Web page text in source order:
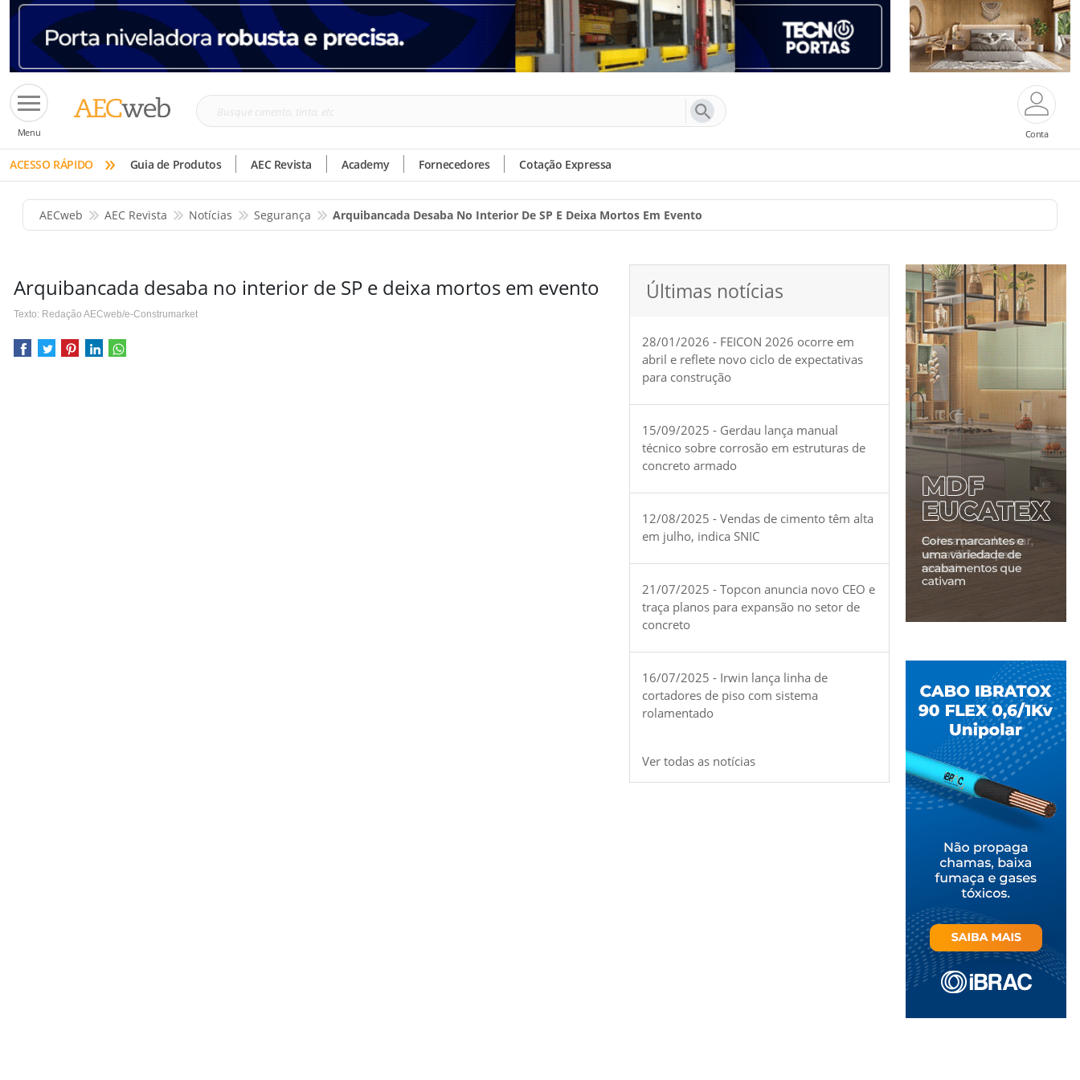
Menu
Busque
tinta,
etc
Conta
ACESSO RÁPIDO » Guia de Produtos AEC Revista Academy Fornecedores Cotação Expressa
AECweb AEC Revista Notícias Segurança Arquibancada Desaba No Interior De SP E Deixa Mortos Em Evento
Arquibancada desaba no interior de SP e deixa mortos em evento
Texto: Redação AECweb/e-Construmarket
Últimas notícias
28/01/2026 - FEICON 2026 ocorre em
abril e reflete novo ciclo de expectativas
para construção
15/09/2025 - Gerdau lança manual
técnico sobre corrosão em estruturas de
concreto armado
12/08/2025 - Vendas de cimento têm alta
em julho, indica SNIC
21/07/2025 - Topcon anuncia novo CEO e
traça planos para expansão no setor de
concreto
16/07/2025 - Irwin lança linha de
cortadores de piso com sistema
rolamentado
Ver todas as notícias